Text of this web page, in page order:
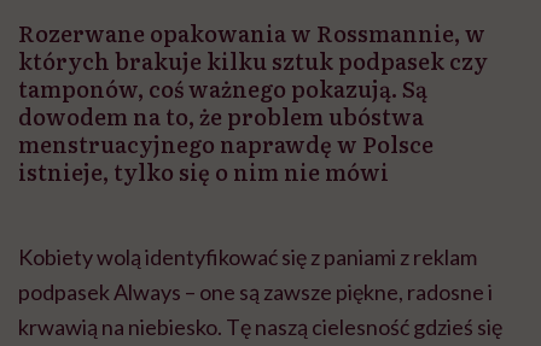
Rozerwane opakowania w Rossmannie, w
których brakuje kilku sztuk podpasek czy
tamponów, coś ważnego pokazują. Są
dowodem na to, że problem ubóstwa
menstruacyjnego naprawdę w Polsce
istnieje, tylko się o nim nie mówi
Kobiety wolą identyfikować się z paniami z reklam
podpasek Always – one są zawsze piękne, radosne i
krwawią na niebiesko. Tę naszą cielesność gdzieś się